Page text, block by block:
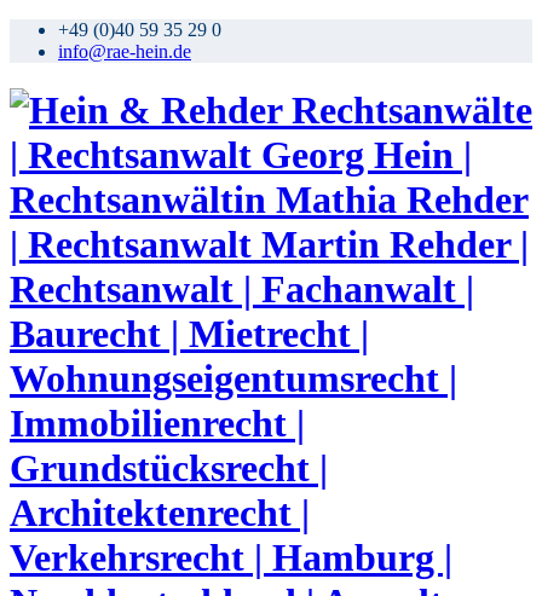
+49 (0)40 59 35 29 0
info@rae-hein.de